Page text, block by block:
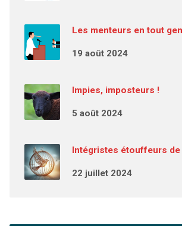
Les menteurs en tout
19 août 2024
Impies, imposteurs !
5 août 2024
Intégristes étouffeurs
22 juillet 2024